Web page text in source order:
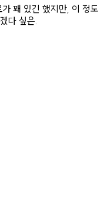
꽤 있긴 했지만, 이 정도
다 싶은.